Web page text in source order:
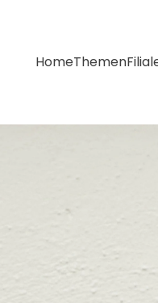
HomeThemen